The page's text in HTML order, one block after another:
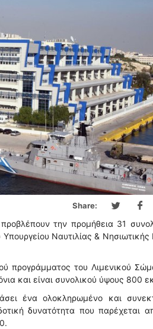
Share:
την προμήθεια 31
Ναυτιλίας & Νησιωτικής
προγράμματος του Λιμενικού
και είναι συνολικού ύψους 800
ένα ολοκληρωμένο και
δυνατότητα που παρέχεται